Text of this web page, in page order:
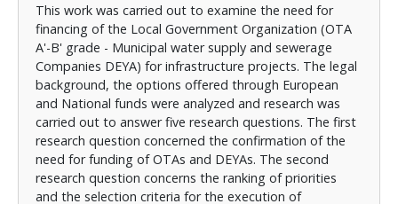
τους θέτουν οι φορείς του Δημοσίου για δανεισμό.
Επί της ουσίας παρατηρείται μία άρνηση των
ιδρυμάτων απέναντι στα αιτήματα των ΟΤΑ για
χρηματοδότηση. Τα κριτήρια για τη χορήγηση
λειτουργούν αποθαρρυντικά στους υποψήφιους
φορείς. Το πέμπτο ερευνητικό ερώτημα παρατηρεί τη
στάση των δικαιούχων δανειοληπτών απέναντι στις
διαδικασίες επιλογής χρηματοδότησης για την
εκτέλεση των έργων υποδομής. Σε αυτό το κομμάτι
ελέγχεται αρχικά η δυνατότητα επιλογής φορέα
χρηματοδότησης και εξετάζονται οι παράγοντες που
This work was carried out to examine the need for
financing of the Local Government Organization (OTA
A'-B' grade - Municipal water supply and sewerage
Companies DEYA) for infrastructure projects. The legal
background, the options offered through European
and National funds were analyzed and research was
carried out to answer five research questions. The first
research question concerned the confirmation of the
need for funding of OTAs and DEYAs. The second
research question concerns the ranking of priorities
and the selection criteria for the execution of